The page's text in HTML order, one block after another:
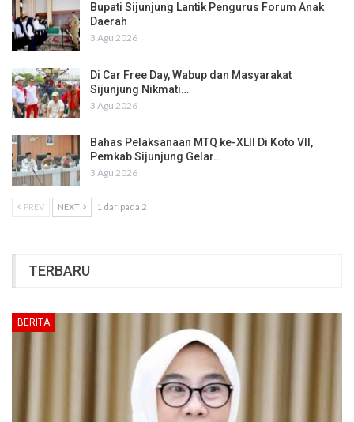
Bupati Sijunjung Lantik Pengurus Forum Anak
Daerah
3 Agu 2026
Di Car Free Day, Wabup dan Masyarakat
Sijunjung Nikmati…
3 Agu 2026
Bahas Pelaksanaan MTQ ke-XLII Di Koto VII,
Pemkab Sijunjung Gelar…
3 Agu 2026
PREV NEXT 1 daripada 2
TERBARU
BERITA